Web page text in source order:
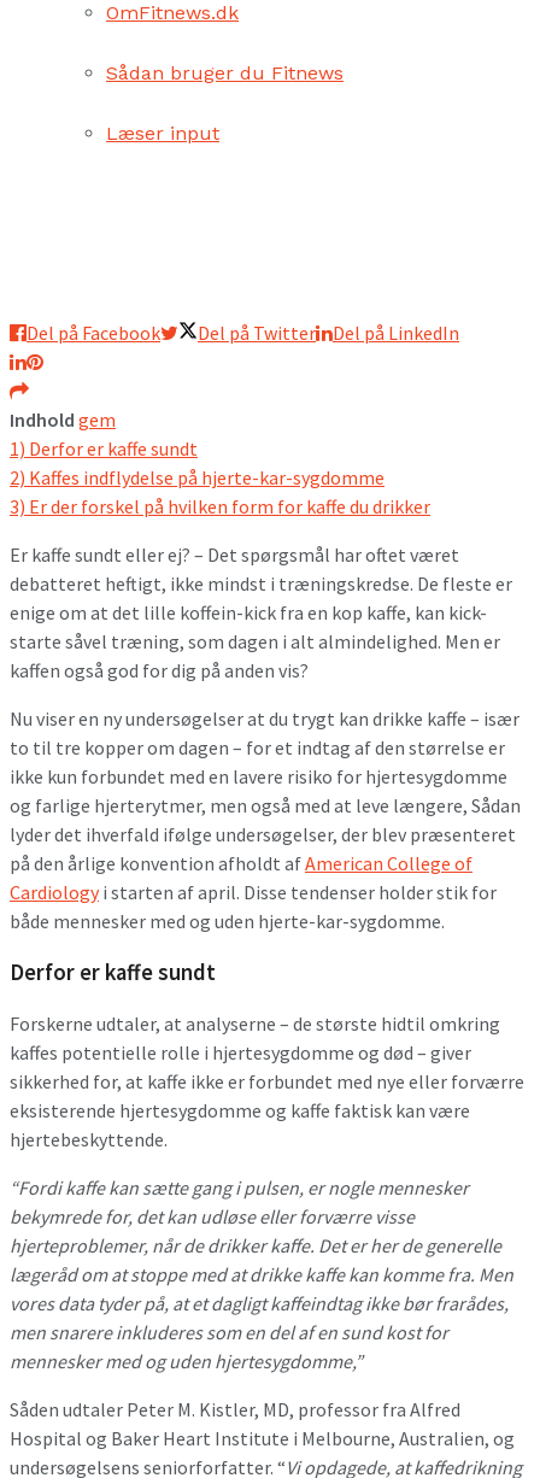
OmFitnews.dk
Sådan bruger du Fitnews
Læser input
Del på Facebook Del på Twitter Del på LinkedIn
Indhold gem
1) Derfor er kaffe sundt
2) Kaffes indflydelse på hjerte-kar-sygdomme
3) Er der forskel på hvilken form for kaffe du drikker
Er kaffe sundt eller ej? – Det spørgsmål har oftet været
debatteret heftigt, ikke mindst i træningskredse. De fleste er
enige om at det lille koffein-kick fra en kop kaffe, kan kick-
starte såvel træning, som dagen i alt almindelighed. Men er
kaffen også god for dig på anden vis?
Nu viser en ny undersøgelser at du trygt kan drikke kaffe – især
to til tre kopper om dagen – for et indtag af den størrelse er
ikke kun forbundet med en lavere risiko for hjertesygdomme
og farlige hjerterytmer, men også med at leve længere, Sådan
lyder det ihverfald ifølge undersøgelser, der blev præsenteret
på den årlige konvention afholdt afAmerican College of
Cardiologyi starten af april. Disse tendenser holder stik for
både mennesker med og uden hjerte-kar-sygdomme.
Derfor er kaffe sundt
Forskerne udtaler, at analyserne – de største hidtil omkring
kaffes potentielle rolle i hjertesygdomme og død – giver
sikkerhed for, at kaffe ikke er forbundet med nye eller forværre
eksisterende hjertesygdomme og kaffe faktisk kan være
hjertebeskyttende.
“Fordi kaffe kan sætte gang i pulsen, er nogle mennesker
bekymrede for, det kan udløse eller forværre visse
hjerteproblemer, når de drikker kaffe. Det er her de generelle
lægeråd om at stoppe med at drikke kaffe kan komme fra. Men
vores data tyder på, at et dagligt kaffeindtag ikke bør frarådes,
men snarere inkluderes som en del af en sund kost for
mennesker med og uden hjertesygdomme,”
Såden udtaler Peter M. Kistler, MD, professor fra Alfred
Hospital og Baker Heart Institute i Melbourne, Australien, og
undersøgelsens seniorforfatter. “Vi opdagede, at kaffedrikning